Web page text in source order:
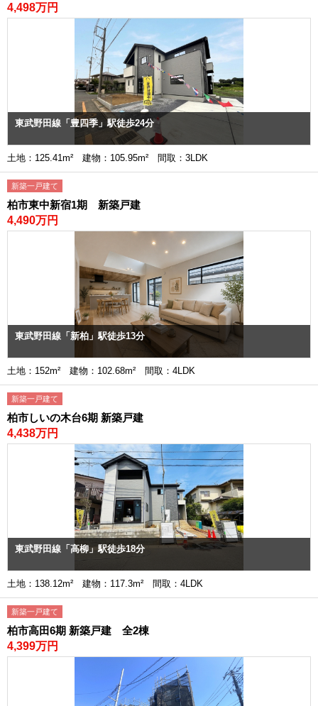
4,498万円
東武野田線「豊四季」駅徒歩24分
土地：125.41m² 建物：105.95m² 間取：3LDK
新築一戸建て
柏市東中新宿1期 新築戸建
4,490万円
東武野田線「新柏」駅徒歩13分
土地：152m² 建物：102.68m² 間取：4LDK
新築一戸建て
柏市しいの木台6期 新築戸建
4,438万円
東武野田線「高柳」駅徒歩18分
土地：138.12m² 建物：117.3m² 間取：4LDK
新築一戸建て
柏市高田6期 新築戸建 全2棟
4,399万円